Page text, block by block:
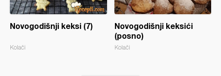
Novogodišnji keksi (7)
Kolači
Novogodišnji keksići
(posno)
Kolači